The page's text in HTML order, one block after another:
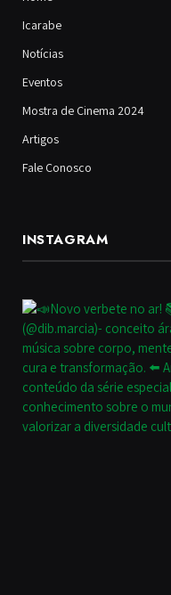
Icarabe
Notícias
Eventos
Mostra de Cinema 2024
Artigos
Fale Conosco
INSTAGRAM